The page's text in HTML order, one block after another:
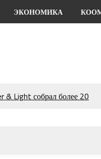
ЭКОНОМИКА
& Light собрал более 20